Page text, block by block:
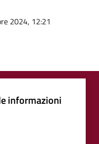
2024, 12:21
informazioni